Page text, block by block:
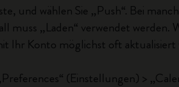
und wählen Sie „Push“. Bei
muss „Laden“ verwendet werden.
Ihr Konto möglichst oft aktualisiert
(Einstellungen) >